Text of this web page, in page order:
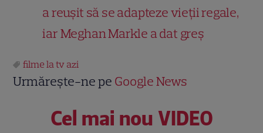
a reușit să se adapteze vieții regale,
iar Meghan Markle a dat greș
filme la tv azi
Urmărește-ne pe Google News
Cel mai nou VIDEO